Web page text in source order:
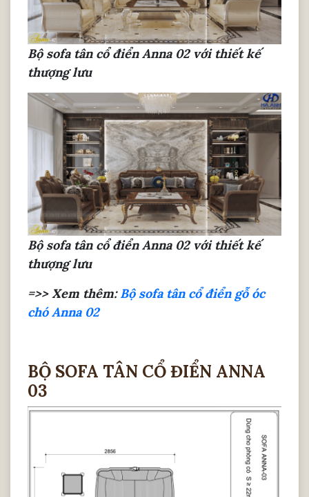
Bộ sofa tân cổ điển Anna 02 với thiết kế
thượng lưu
Bộ sofa tân cổ điển Anna 02 với thiết kế
thượng lưu
=>> Xem thêm:Bộ sofa tân cổ điển gỗ óc
chó Anna 02
BỘ SOFA TÂN CỔ ĐIỂN ANNA
03